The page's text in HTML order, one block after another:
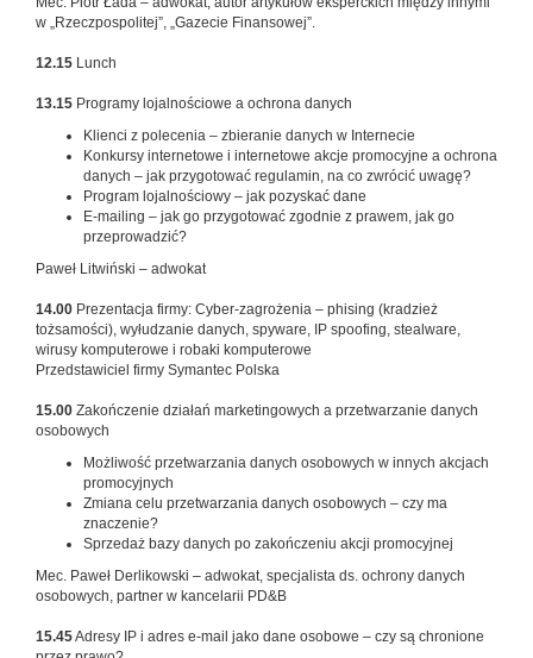
w „Rzeczpospolitej”, „Gazecie Finansowej”.
12.15 Lunch
13.15 Programy lojalnościowe a ochrona danych
Klienci z polecenia – zbieranie danych w Internecie
Konkursy internetowe i internetowe akcje promocyjne a ochrona
danych – jak przygotować regulamin, na co zwrócić uwagę?
Program lojalnościowy – jak pozyskać dane
E-mailing – jak go przygotować zgodnie z prawem, jak go
przeprowadzić?
Paweł Litwiński – adwokat
14.00 Prezentacja firmy: Cyber-zagrożenia – phising (kradzież
tożsamości), wyłudzanie danych, spyware, IP spoofing, stealware,
wirusy komputerowe i robaki komputerowe
Przedstawiciel firmy Symantec Polska
15.00 Zakończenie działań marketingowych a przetwarzanie danych
osobowych
Możliwość przetwarzania danych osobowych w innych akcjach
promocyjnych
Zmiana celu przetwarzania danych osobowych – czy ma
znaczenie?
Sprzedaż bazy danych po zakończeniu akcji promocyjnej
Mec. Paweł Derlikowski – adwokat, specjalista ds. ochrony danych
osobowych, partner w kancelarii PD&B
15.45Adresy IP i adres e-mail jako dane osobowe – czy są chronione